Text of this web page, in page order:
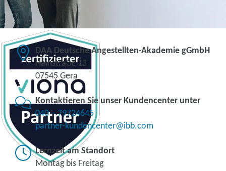
DAA Deutsche Angestellten-Akademie gGmbH
Hainstraße 13
07545 Gera
Kontaktieren Sie unser Kundencenter unter
040 – 79724645
partner-kundencenter@ibb.com
Lernzeit am Standort
Montag bis Freitag